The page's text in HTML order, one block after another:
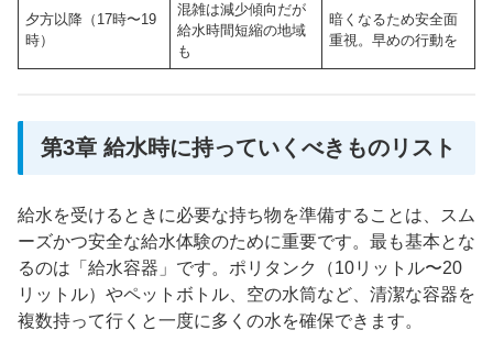
夕方以降（17時〜19
時）
混雑は減少傾向だが
給水時間短縮の地域
も
暗くなるため安全面
重視。早めの行動を
第3章 給水時に持っていくべきものリスト
給水を受けるときに必要な持ち物を準備することは、スム
ーズかつ安全な給水体験のために重要です。最も基本とな
るのは「給水容器」です。ポリタンク（10リットル〜20
リットル）やペットボトル、空の水筒など、清潔な容器を
複数持って行くと一度に多くの水を確保できます。